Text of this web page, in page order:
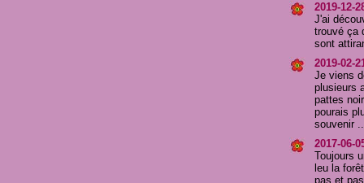
2019-12-
J'ai
trouvé ça
sont
2019-02-
Je viens
plusieurs
pattes
pourais
souvenir
2017-06-
Toujours
leu la
pas et